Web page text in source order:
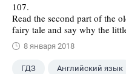
107.
Read the second part of the
fairy tale and say why the
8 января 2018
ГДЗ Английский язык